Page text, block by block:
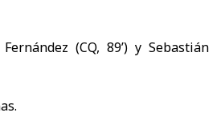
(CQ, 89’) y Sebastián